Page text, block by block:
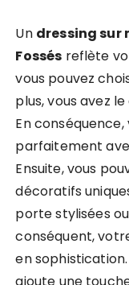
Un dressing sur
Fossés reflète
vous pouvez
plus, vous avez
En
parfaitement
Ensuite, vous
décoratifs
porte stylisées
conséquent,
en